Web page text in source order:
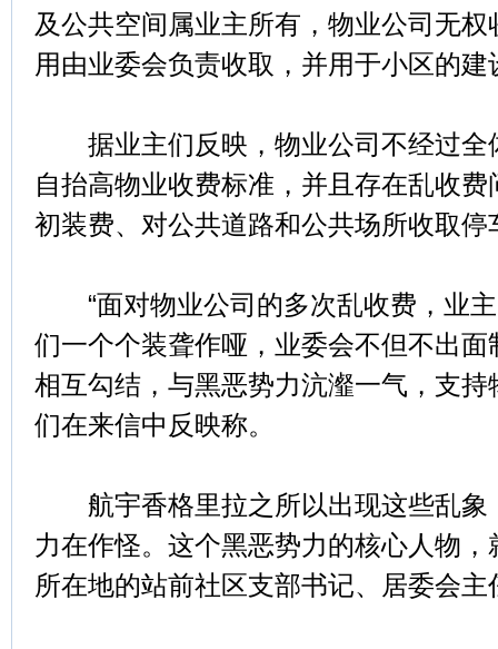
及公共空间属业主所有，物业公司无
用由业委会负责收取，并用于小区的建
据业主们反映，物业公司不经过全
自抬高物业收费标准，并且存在乱收
初装费、对公共道路和公共场所收取停
“面对物业公司的多次乱收费，业主
们一个个装聋作哑，业委会不但不出
相互勾结，与黑恶势力沆瀣一气，支持
们在来信中反映称。
航宇香格里拉之所以出现这些乱象
力在作怪。这个黑恶势力的核心人物
所在地的站前社区支部书记、居委会主